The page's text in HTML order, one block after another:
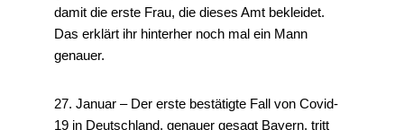
damit die erste Frau, die dieses Amt bekleidet.
Das erklärt ihr hinterher noch mal ein Mann
genauer.
27. Januar – Der erste bestätigte Fall von Covid-
19 in Deutschland, genauer gesagt Bayern, tritt